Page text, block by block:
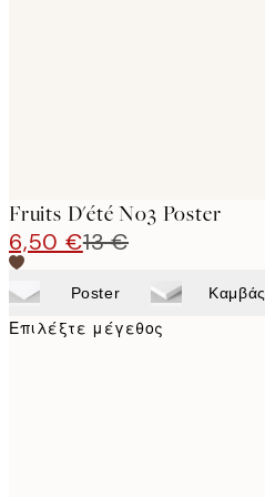
Fruits D'été No3 Poster
6,50 €13 €
Poster Καμβάς
Επιλέξτε μέγεθος